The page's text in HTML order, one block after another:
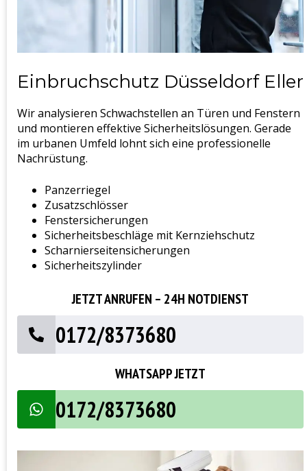
Einbruchschutz Düsseldorf Eller
Wir analysieren Schwachstellen an Türen und Fenstern
und montieren effektive Sicherheitslösungen. Gerade
im urbanen Umfeld lohnt sich eine professionelle
Nachrüstung.
Panzerriegel
Zusatzschlösser
Fenstersicherungen
Sicherheitsbeschläge mit Kernziehschutz
Scharnierseitensicherungen
Sicherheitszylinder
JETZT ANRUFEN – 24H NOTDIENST
0172/8373680
WHATSAPP JETZT
0172/8373680